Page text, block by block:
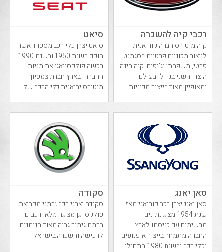
רכבי קיה להשכרה
קיה מוטורס חברה קוריאנית
לייצור מכוניות פרטיות בסגמנט
פרטי, משפחתי וג'יפים. קיה הינה
היצרן השני בגודלו בעולם
ומאופיין מאוד בייצור מכוניות
סיאט
סיאט יצרן כלי רכב מספרד אשר
הוקם בשנת 1950 ובשנת 1990
רכשה פולקסוואגן את מניות
החברה ובארץ חברת צמפיון
מוטורס יבואנית כלי הרכב של
סאן יאנג
סאן יאנג יצרן רכב קוריאני מאז
שנת 1954 מציג נתונים
מרשימים עם כניסתו לארץ.
החברה מתמחה בייצור אופנועים
וכלי רכב ובשנת 1980 התחילו
סקודה
סקודה יצרני רכב גרמני מקבוצת
פולקסווגן מציגה מלאי רכבים
ברמת גימור גבוה מאוד הניתנים
לרכישה והשכרה בישראל